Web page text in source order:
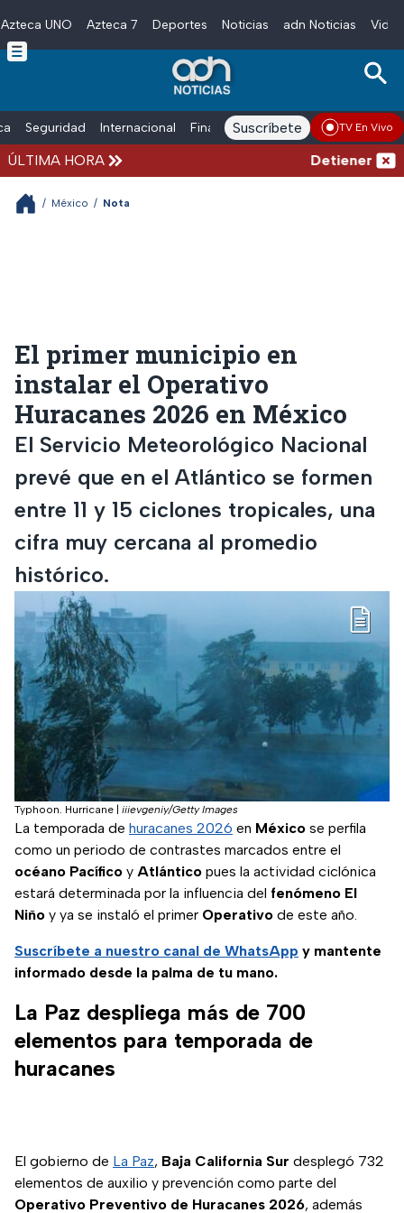
Skip to main content
Azteca UNO Azteca 7 Deportes Noticias adn Noticias
Seguridad Internacional Finanzas adn Noticias Radio
Suscríbete TV En Vivo
ÚLTIMA HORA Detienen al
/ México / Nota
El primer municipio en
instalar el Operativo
Huracanes 2026 en México
El Servicio Meteorológico Nacional
prevé que en el Atlántico se formen
entre 11 y 15 ciclones tropicales, una
cifra muy cercana al promedio
histórico.
Typhoon. Hurricane iiievgeniy/Getty Images
La temporada de huracanes 2026 en México se perfila
como un periodo de contrastes marcados entre el
océano Pacífico y Atlántico pues la actividad ciclónica
estará determinada por la influencia del fenómeno El
Niño y ya se instaló el primer Operativo de este año.
Suscríbete a nuestro canal de WhatsApp y mantente
informado desde la palma de tu mano.
La Paz despliega más de 700
elementos para temporada de
huracanes
El gobierno de La Paz, Baja California Sur desplegó 732
elementos de auxilio y prevención como parte del
Operativo Preventivo de Huracanes 2026, además